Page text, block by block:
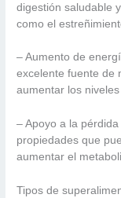
digestión saludable
como el
– Aumento de
excelente fuente de
aumentar los
– Apoyo a la
propiedades que
aumentar el
Tipos de